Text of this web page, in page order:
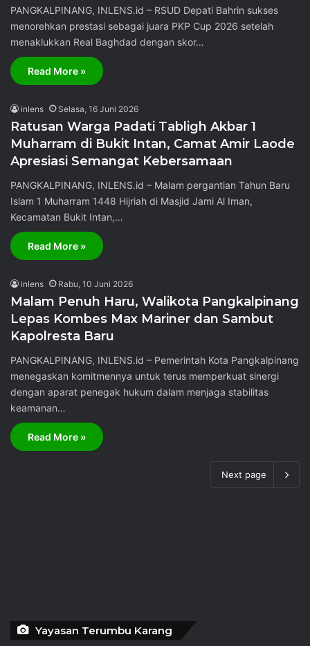
PANGKALPINANG, INLENS.id – RSUD Depati Bahrin sukses
menorehkan prestasi sebagai juara PKP Cup 2026 setelah
menaklukkan Real Baghdad dengan skor…
Read More »
inlens Selasa, 16 Juni 2026
Ratusan Warga Padati Tabligh Akbar 1
Muharram di Bukit Intan, Camat Amir Laode
Apresiasi Semangat Kebersamaan
PANGKALPINANG, INLENS.id – Malam pergantian Tahun Baru
Islam 1 Muharram 1448 Hijriah di Masjid Jami Al Iman,
Kecamatan Bukit Intan,…
Read More »
inlens Rabu, 10 Juni 2026
Malam Penuh Haru, Walikota Pangkalpinang
Lepas Kombes Max Mariner dan Sambut
Kapolresta Baru
PANGKALPINANG, INLENS.id – Pemerintah Kota Pangkalpinang
menegaskan komitmennya untuk terus memperkuat sinergi
dengan aparat penegak hukum dalam menjaga stabilitas
keamanan…
Read More »
Next page
Yayasan Terumbu Karang